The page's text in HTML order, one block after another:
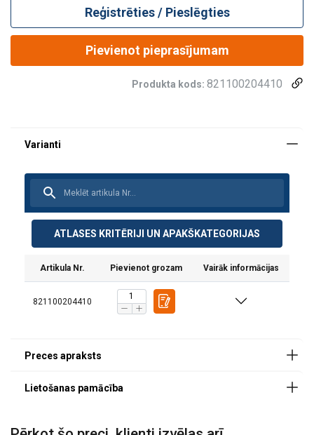
Reģistrēties / Pieslēgties
Pievienot pieprasījumam
Produkta kods: 821100204410
ATLASES KRITĒRIJI UN APAKŠKATEGORIJAS
Artikula Nr. Pievienot grozam Vairāk informācijas
821100204410
Savienotāji: